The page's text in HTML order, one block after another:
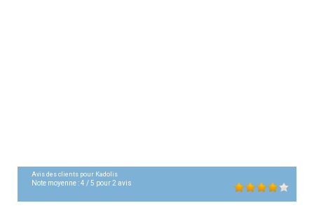
Avis des clients pour Kadolis
Note moyenne :4 /5 pour2 avis